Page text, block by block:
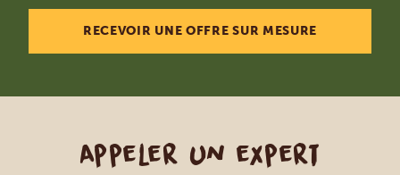
RECEVOIR UNE OFFRE SUR MESURE
Appeler un expert